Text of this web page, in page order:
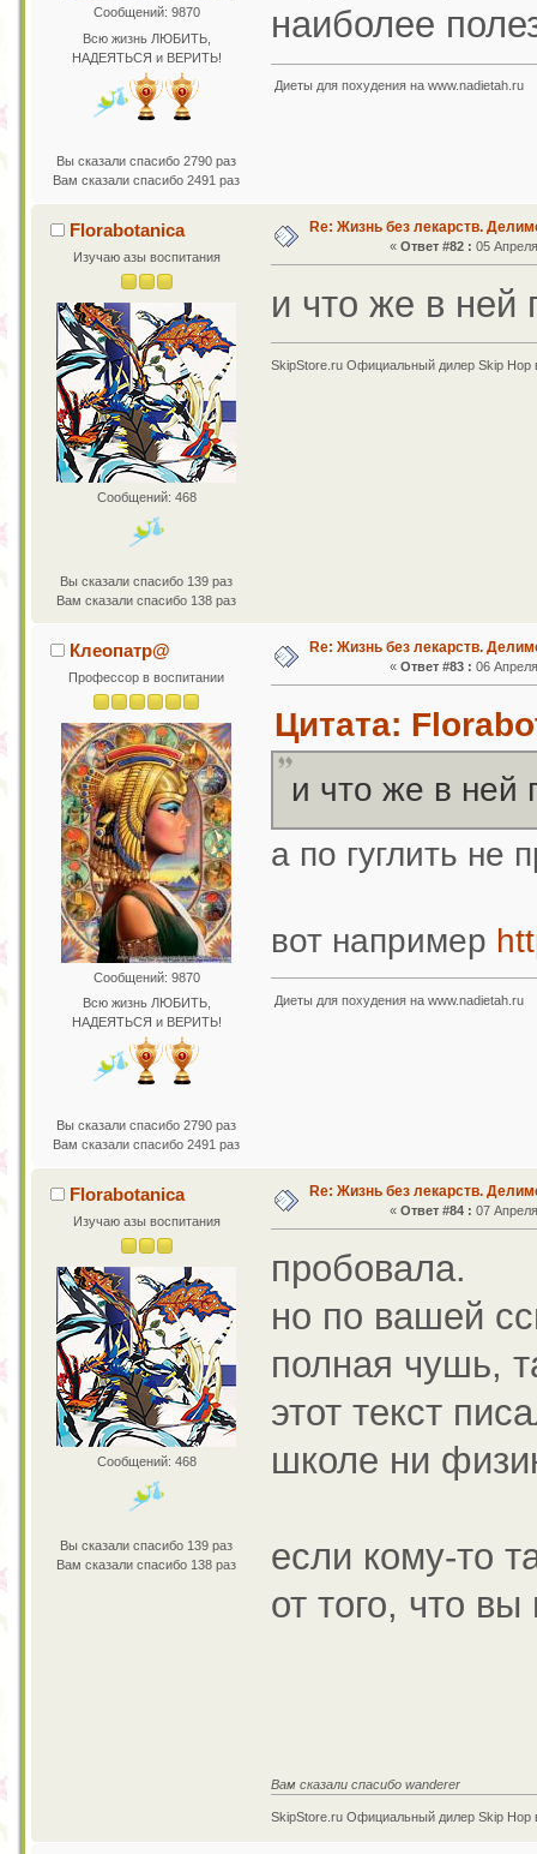
Сообщений: 9870
Всю жизнь ЛЮБИТЬ,
НАДЕЯТЬСЯ и ВЕРИТЬ!
Вы сказали спасибо 2790 раз
Вам сказали спасибо 2491 раз
наиболее
Диеты для похудения на www.nadietah.ru
Florabotanica
Изучаю азы воспитания
Сообщений: 468
Вы сказали спасибо 139 раз
Вам сказали спасибо 138 раз
Re: Жизнь без лекарств.
«Ответ #82 : 05
и что же в ней
SkipStore.ru Официальный дилер Skip Hop
Клеопатр@
Профессор в воспитании
Сообщений: 9870
Всю жизнь ЛЮБИТЬ,
НАДЕЯТЬСЯ и ВЕРИТЬ!
Вы сказали спасибо 2790 раз
Вам сказали спасибо 2491 раз
Re: Жизнь без лекарств.
«Ответ #83 : 06
Цитата:
и что же в ней
а по гуглить не
вот например
Диеты для похудения на www.nadietah.ru
Florabotanica
Изучаю азы воспитания
Сообщений: 468
Вы сказали спасибо 139 раз
Вам сказали спасибо 138 раз
Re: Жизнь без лекарств.
«Ответ #84 : 07
пробовала.
но по вашей
полная чушь,
этот текст
школе ни
если кому-то
от того, что вы
Вам сказали спасибо wanderer
SkipStore.ru Официальный дилер Skip Hop